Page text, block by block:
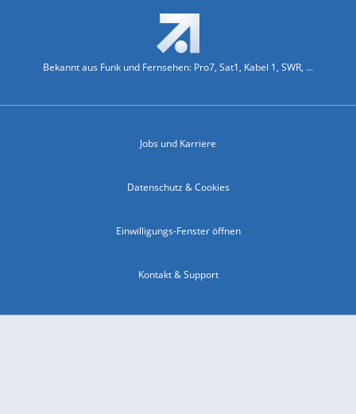
Bekannt aus Funk und Fernsehen: Pro7, Sat1, Kabel 1, SWR, ...
Jobs und Karriere
Datenschutz & Cookies
Einwilligungs-Fenster öffnen
Kontakt & Support
Impressum